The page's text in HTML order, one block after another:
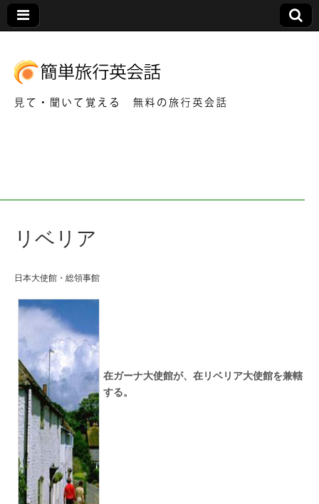
旅
行
英
会
話
リベリア
日本大使館・総領事館
在ガーナ大使館が、在リベリア大使館を兼轄
する。